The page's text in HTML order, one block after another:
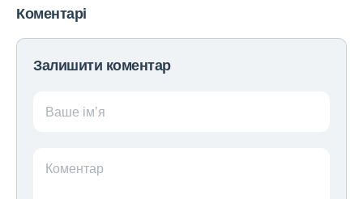
Коментарі
Залишити коментар
Ваше ім’я
Коментар